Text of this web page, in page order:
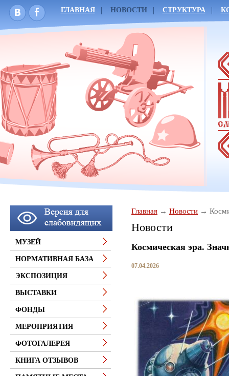
ГЛАВНАЯ НОВОСТИ СТРУКТУРА
Главная Новости
Новости
Космическая эра.
07.04.2026
МУЗЕЙ
НОРМАТИВНАЯ БАЗА
ЭКСПОЗИЦИЯ
ВЫСТАВКИ
ФОНДЫ
МЕРОПРИЯТИЯ
ФОТОГАЛЕРЕЯ
КНИГА ОТЗЫВОВ